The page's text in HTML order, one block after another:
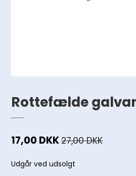
Rottefælde
17,00 DKK27,00 DKK
Udgår ved udsolgt